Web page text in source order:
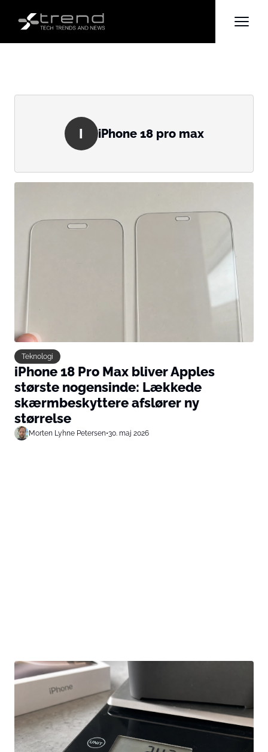
I iPhone 18 pro max
Teknologi
iPhone 18 Pro Max bliver Apples
største nogensinde: Lækkede
skærmbeskyttere afslører ny
størrelse
Morten Lyhne Petersen•30. maj 2026